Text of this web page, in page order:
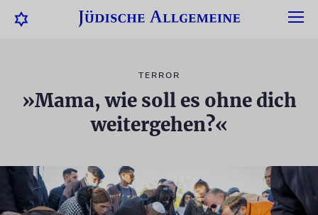
TERROR
»Mama, wie soll es ohne dich
weitergehen?«